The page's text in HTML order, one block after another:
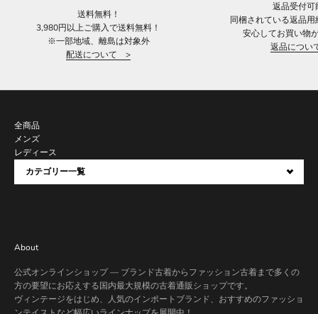
送料無料！
3,980円以上ご購入で送料無料！
※一部地域、離島は対象外
配送について >
返品受付可
同梱されている返品
安心してお買い物
返品につ
全商品
メンズ
レディース
カテゴリー一覧
About
公式オンラインショップ — ブランド古着からファッション古着まで多くの
方の要望にお応えする国内最大規模の古着通販ショップです。
ヴィンテージをはじめ、人気のインポートブランド、おすすめのファッショ